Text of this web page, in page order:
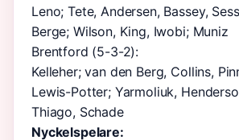
Leno; Tete, Andersen, Bassey,
Berge; Wilson, King, Iwobi; Muniz
Brentford (5-3-2):
Kelleher; van den Berg, Collins,
Lewis-Potter; Yarmoliuk,
Thiago, Schade
Nyckelspelare: